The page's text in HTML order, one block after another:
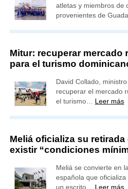
atletas y miembros de
provenientes de
Mitur: recuperar mercado
para el turismo
David Collado,
recuperar el mercado
el turismo… Leer más
Meliá oficializa su retirada
existir “condiciones
Meliá se convierte en
española que
un escrito… Leer más